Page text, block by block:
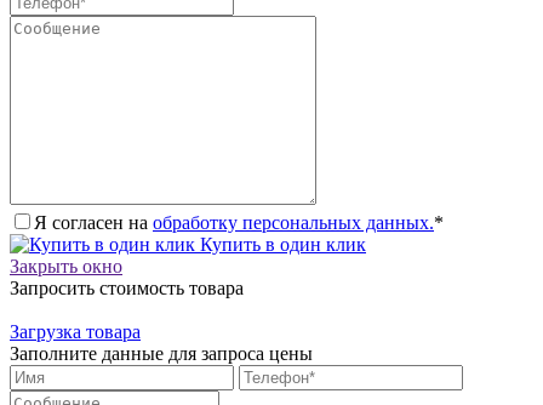
Я согласен на обработку персональных данных.*
Купить в один клик
Закрыть окно
Запросить стоимость товара
Загрузка товара
Заполните данные для запроса цены